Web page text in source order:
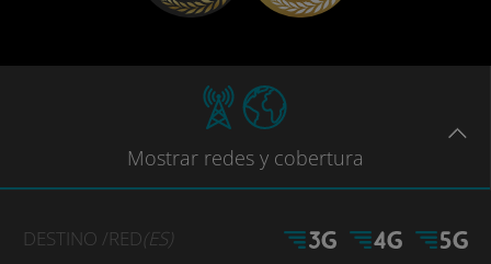
Mostrar redes y cobertura
DESTINO /RED(ES)